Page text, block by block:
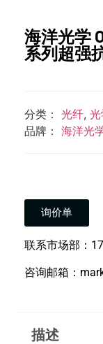
海洋光学
系列超强
分类： 光纤,
品牌： 海洋光
询价单
联系市场部：
咨询邮箱：
描述